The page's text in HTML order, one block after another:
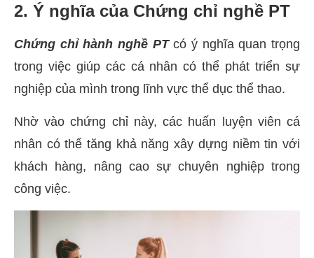
2. Ý nghĩa của Chứng chỉ nghề PT
Chứng chỉ hành nghề PTcó ý nghĩa quan trọng
trong việc giúp các cá nhân có thể phát triển sự
nghiệp của mình trong lĩnh vực thể dục thể thao.
Nhờ vào chứng chỉ này, các huấn luyện viên cá
nhân có thể tăng khả năng xây dựng niềm tin với
khách hàng, nâng cao sự chuyên nghiệp trong
công việc.